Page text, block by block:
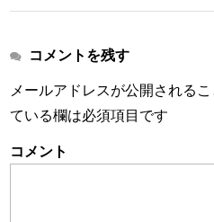
コメントを残す
メールアドレスが公開されるこ
ている欄は必須項目です
コメント